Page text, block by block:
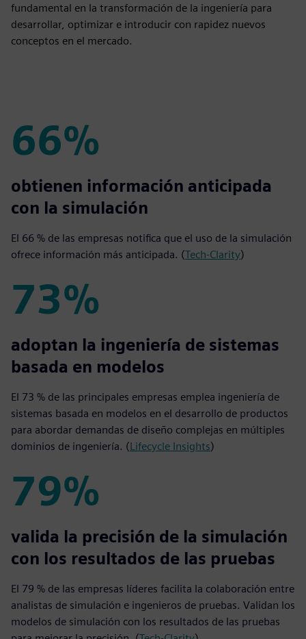
fundamental en la transformación de la ingeniería para
desarrollar, optimizar e introducir con rapidez nuevos
conceptos en el mercado.
66%
66%
obtienen información anticipada
con la simulación
El 66 % de las empresas notifica que el uso de la simulación
ofrece información más anticipada. (Tech-Clarity)
73%
73%
adoptan la ingeniería de sistemas
basada en modelos
El 73 % de las principales empresas emplea ingeniería de
sistemas basada en modelos en el desarrollo de productos
para abordar demandas de diseño complejas en múltiples
dominios de ingeniería. (Lifecycle Insights)
79%
79%
valida la precisión de la simulación
con los resultados de las pruebas
El 79 % de las empresas líderes facilita la colaboración entre
analistas de simulación e ingenieros de pruebas. Validan los
modelos de simulación con los resultados de las pruebas